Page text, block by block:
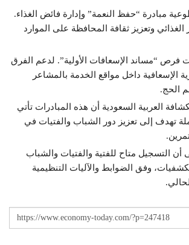
مبادرة “حفظ النعمة” وإدارة فائض الغذاء.
وتعزيز ثقافة المحافظة على الموارد
فرص “مساند الإسعافات الأولية”. لدعم الفرق
الإسعافية داخل مواقع الخدمة بالمشاعر
الحج.
العربية السعودية أن هذه المبادرات تأتي
تهدف إلى تعزيز دور الشباب والفتيات في
أن التسجيل متاح للفتية والفتيات والشباب
وفق الضوابط والآليات التنظيمية